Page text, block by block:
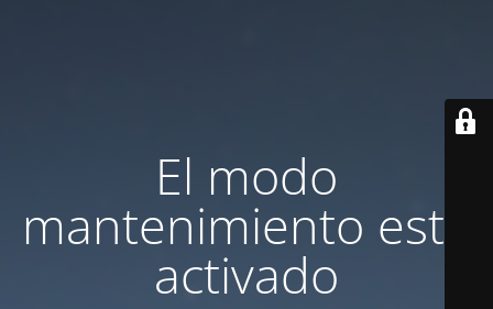
El modo
mantenimiento está
activado